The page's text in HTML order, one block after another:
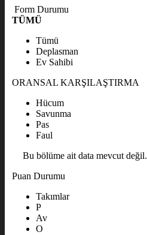
Form Durumu
TÜMÜ
Tümü
Deplasman
Ev Sahibi
ORANSAL KARŞILAŞTIRMA
Hücum
Savunma
Pas
Faul
Bu bölüme ait data mevcut değil.
Puan Durumu
Takımlar
P
Av
O